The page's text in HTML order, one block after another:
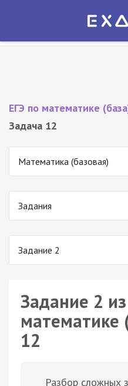
Экзамер — ЕГЭ
ЕГЭ по математике
Задача 12
Математика (базовая)
Задания
Задание 2
Задание 2
математике
12
Разбор сложных